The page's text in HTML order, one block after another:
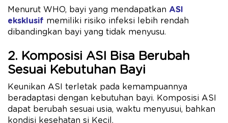
Menurut WHO, bayi yang mendapatkan ASI
eksklusif memiliki risiko infeksi lebih rendah
dibandingkan bayi yang tidak menyusu.
2. Komposisi ASI Bisa Berubah
Sesuai Kebutuhan Bayi
Keunikan ASI terletak pada kemampuannya
beradaptasi dengan kebutuhan bayi. Komposisi ASI
dapat berubah sesuai usia, waktu menyusui, bahkan
kondisi kesehatan si Kecil.